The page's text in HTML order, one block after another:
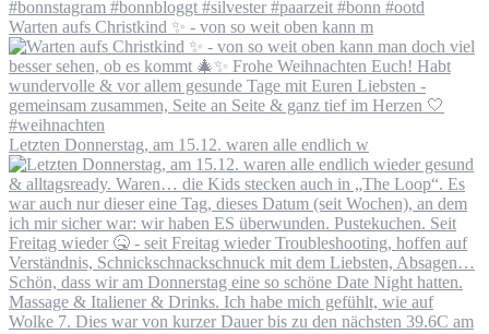
Warten aufs Christkind ✨ - von so weit oben kann m
Letzten Donnerstag, am 15.12. waren alle endlich w